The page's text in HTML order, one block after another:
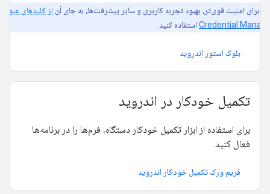
برای امنیت قوی‌تر، بهبود تجربه کاربری و سایر پیشرفت‌ها، به جای آن از کلیدهای عبور
Credential استفاده کنید.
بلوک استور اندروید
تکمیل خودکار در اندروید
برای استفاده از ابزار تکمیل خودکار دستگاه، فرم‌ها را در برنامه‌ها
فعال کنید.
فریم ورک تکمیل خودکار اندروید